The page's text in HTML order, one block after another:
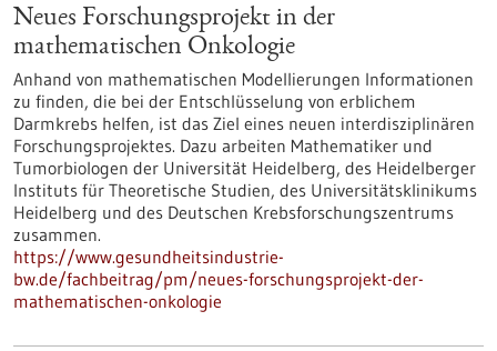
Neues Forschungsprojekt in der
mathematischen Onkologie
Anhand von mathematischen Modellierungen Informationen
zu finden, die bei der Entschlüsselung von erblichem
Darmkrebs helfen, ist das Ziel eines neuen interdisziplinären
Forschungsprojektes. Dazu arbeiten Mathematiker und
Tumorbiologen der Universität Heidelberg, des Heidelberger
Instituts für Theoretische Studien, des Universitätsklinikums
Heidelberg und des Deutschen Krebsforschungszentrums
zusammen.
https://www.gesundheitsindustrie-
bw.de/fachbeitrag/pm/neues-forschungsprojekt-der-
mathematischen-onkologie